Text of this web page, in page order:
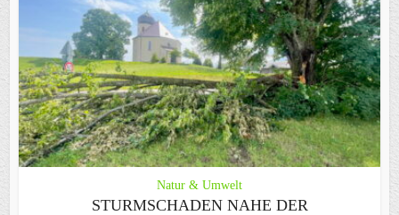
Natur & Umwelt
STURMSCHADEN NAHE DER